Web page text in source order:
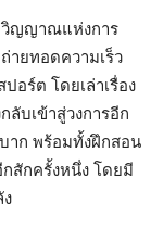
วิญญาณแห่งการ
ยทอดความเร็ว
อร์ต โดยเล่าเรื่อง
บเข้าสู่วงการอีก
าก พร้อมทั้งฝึกสอน
สักครั้งหนึ่ง โดยมี